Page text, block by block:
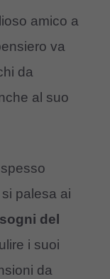
amico a
va
da
al suo
palesa ai
del
i suoi
da